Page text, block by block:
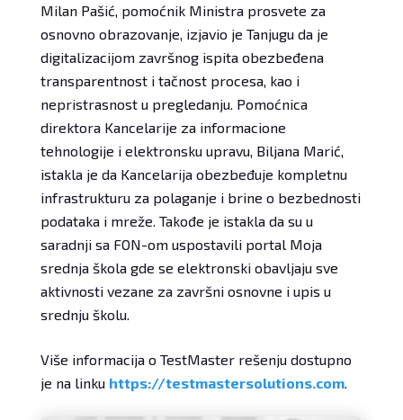
Milan Pašić, pomoćnik Ministra prosvete za
osnovno obrazovanje, izjavio je Tanjugu da je
digitalizacijom završnog ispita obezbeđena
transparentnost i tačnost procesa, kao i
nepristrasnost u pregledanju. Pomoćnica
direktora Kancelarije za informacione
tehnologije i elektronsku upravu, Biljana Marić,
istakla je da Kancelarija obezbeđuje kompletnu
infrastrukturu za polaganje i brine o bezbednosti
podataka i mreže. Takođe je istakla da su u
saradnji sa FON-om uspostavili portal Moja
srednja škola gde se elektronski obavljaju sve
aktivnosti vezane za završni osnovne i upis u
srednju školu.
Više informacija o TestMaster rešenju dostupno
je na linku https://testmastersolutions.com.